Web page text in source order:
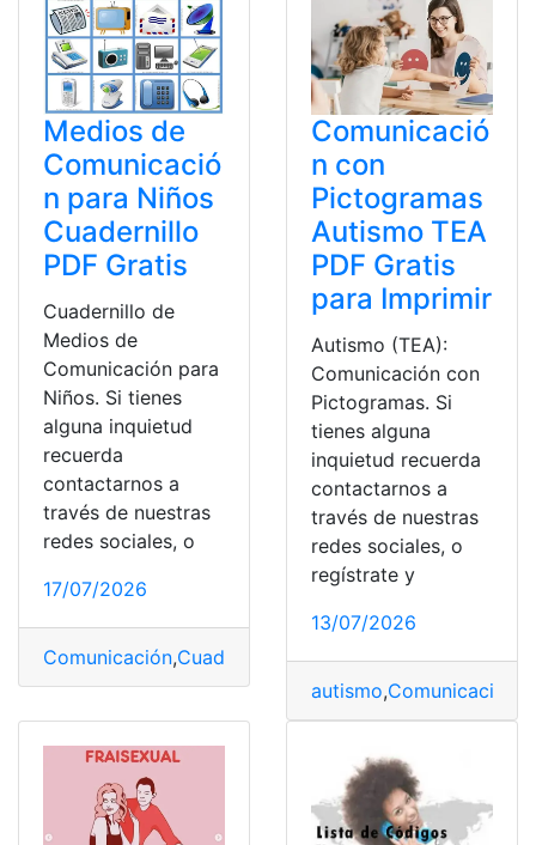
Medios de
Comunicació
n para Niños
Cuadernillo
PDF Gratis
Cuadernillo de
Medios de
Comunicación para
Niños. Si tienes
alguna inquietud
recuerda
contactarnos a
través de nuestras
redes sociales, o
17/07/2026
Comunicación,Cuadernillo Gratis,medios,Niños,PDF
Comunicació
n con
Pictogramas
Autismo TEA
PDF Gratis
para Imprimir
Autismo (TEA):
Comunicación con
Pictogramas. Si
tienes alguna
inquietud recuerda
contactarnos a
través de nuestras
redes sociales, o
regístrate y
13/07/2026
autismo,Comunicación